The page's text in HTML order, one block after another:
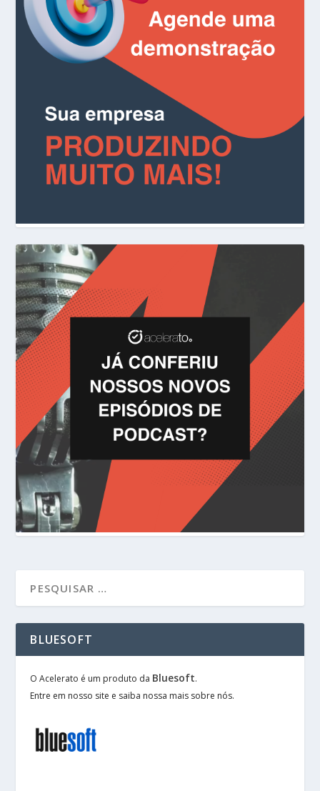
BLUESOFT
O Acelerato é um produto da Bluesoft.
Entre em nosso site e saiba nossa mais sobre nós.